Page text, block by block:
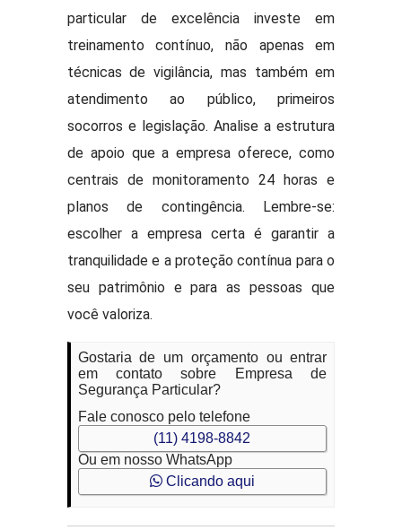
particular de excelência investe em
treinamento contínuo, não apenas em
técnicas de vigilância, mas também em
atendimento ao público, primeiros
socorros e legislação. Analise a estrutura
de apoio que a empresa oferece, como
centrais de monitoramento 24 horas e
planos de contingência. Lembre-se:
escolher a empresa certa é garantir a
tranquilidade e a proteção contínua para o
seu patrimônio e para as pessoas que
você valoriza.
Gostaria de um orçamento ou entrar
em contato sobre Empresa de
Segurança Particular?
Fale conosco pelo telefone
(11) 4198-8842
Ou em nosso WhatsApp
Clicando aqui